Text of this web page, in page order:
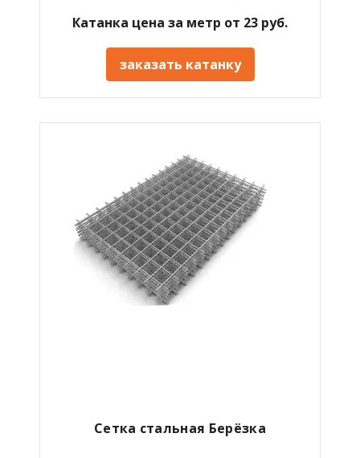
Катанка цена за метр от 23 руб.
заказать катанку
Сетка стальная Берёзка